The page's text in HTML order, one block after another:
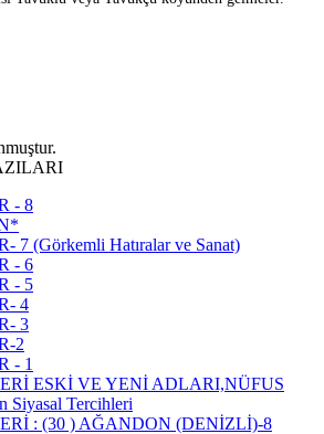
- 8
7 (Görkemli Hatıralar ve Sanat)
- 6
- 5
4
3
2
- 1
ESKİ VE YENİ ADLARI,NÜFUS
Siyasal Tercihleri
: (30 ) AĞANDON (DENİZLİ)-8